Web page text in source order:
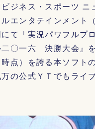
ビジネス・スポーツ
ルエンタテインメント
にて「実況パワフルプ
二〇一六 決勝大会』
時点）を誇る本ソフト
の公式ＹＴでもライ